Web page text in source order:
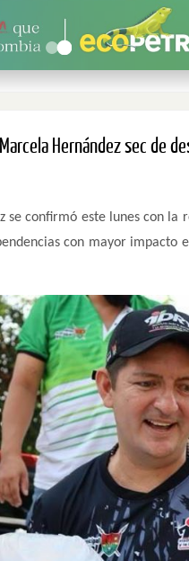
Hernández sec de
confirmó este lunes con la
con mayor impacto